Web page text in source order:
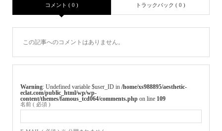
コメント ( 0 ) トラックバック ( 0 )
この記事へのコメントはありません。
Warning : Undefined variable $user_ID in /home/xs988895/aesthetic-
eclat.com/public_html/wp/wp-
content/themes/famous_tcd064/comments.phpon line 109
名前 ( 必須 )